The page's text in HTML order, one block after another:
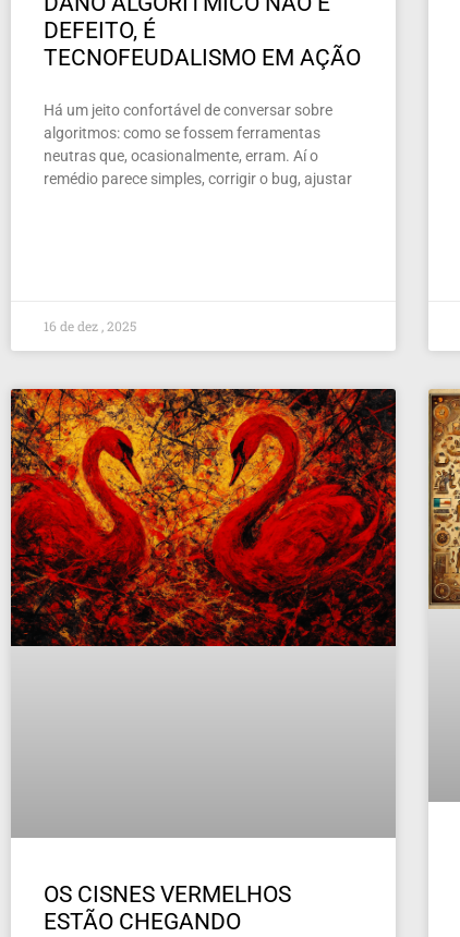
DEFEITO, É
TECNOFEUDALISMO EM AÇÃO
Há um jeito confortável de conversar sobre
algoritmos: como se fossem ferramentas
neutras que, ocasionalmente, erram. Aí o
remédio parece simples, corrigir o bug, ajustar
16 de dez , 2025
OS CISNES VERMELHOS
ESTÃO CHEGANDO